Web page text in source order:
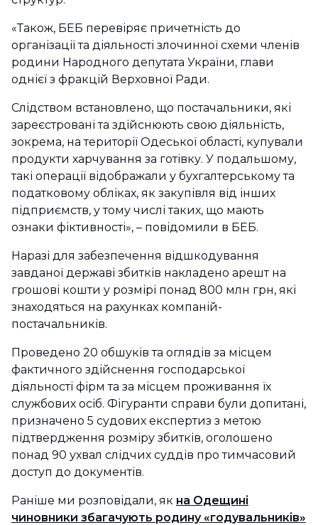
«Також, БЕБ перевіряє причетність до
організації та діяльності злочинної схеми членів
родини Народного депутата України, глави
однієї з фракцій Верховної Ради.
Слідством встановлено, що постачальники, які
зареєстровані та здійснюють свою діяльність,
зокрема, на території Одеської області, купували
продукти харчування за готівку. У подальшому,
такі операції відображали у бухгалтерському та
податковому обліках, як закупівля від інших
підприємств, у тому числі таких, що мають
ознаки фіктивності», – повідомили в БЕБ.
Наразі для забезпечення відшкодування
завданої державі збитків накладено арешт на
грошові кошти у розмірі понад 800 млн грн, які
знаходяться на рахунках компаній-
постачальників.
Проведено 20 обшуків та оглядів за місцем
фактичного здійснення господарської
діяльності фірм та за місцем проживання їх
службових осіб. Фігуранти справи були допитані,
призначено 5 судових експертиз з метою
підтвердження розміру збитків, оголошено
понад 90 ухвал слідчих суддів про тимчасовий
доступ до документів.
Раніше ми розповідали, як на Одещині
чиновники збагачують родину «годувальників»